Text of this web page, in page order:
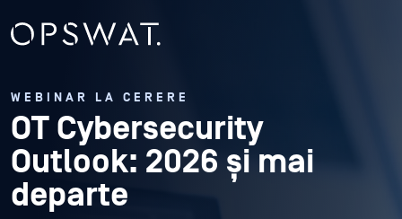
WEBINAR LA CERERE
OT Cybersecurity
Outlook: 2026 și mai
departe